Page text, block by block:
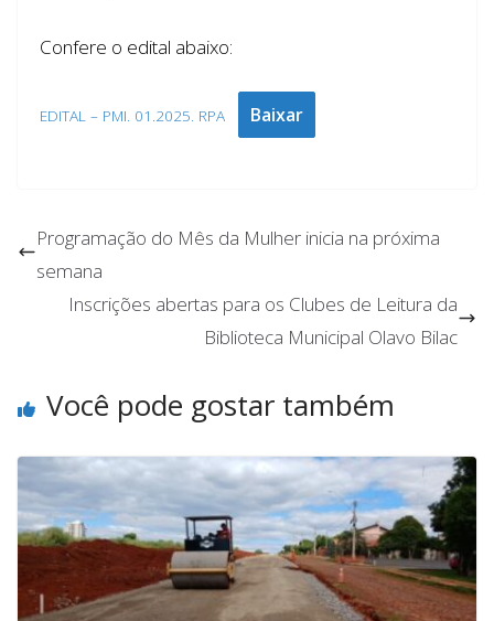
Confere o edital abaixo:
EDITAL – PMI. 01.2025. RPA Baixar
Programação do Mês da Mulher inicia na próxima
semana
Inscrições abertas para os Clubes de Leitura da
Biblioteca Municipal Olavo Bilac
Você pode gostar também